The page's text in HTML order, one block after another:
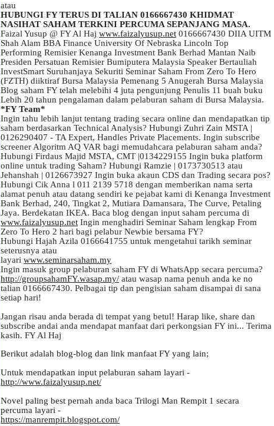
atau
HUBUNGI FY TERUS DI TALIAN 0166667430 KHIDMAT
NASIHAT SAHAM TERKINI PERCUMA SEPANJANG MASA.
Faizal Yusup @ FY Al Haj www.faizalyusup.net 0166667430 DIIA UITM
Shah Alam BBA Finance University Of Nebraska Lincoln Top
Performing Remisier Kenanga Investment Bank Berhad Mantan Naib
Presiden Persatuan Remisier Bumiputera Malaysia Speaker Bertauliah
InvestSmart Suruhanjaya Sekuriti Seminar Saham From Zero To Hero
(FZTH) diiktiraf Bursa Malaysia Pemenang 5 Anugerah Bursa Malaysia
Blog saham FY telah melebihi 4 juta pengunjung Penulis 11 buah buku
Lebih 20 tahun pengalaman dalam pelaburan saham di Bursa Malaysia.
*FY Team*
Ingin tahu lebih lanjut tentang trading secara online dan mendapatkan tip
saham berdasarkan Technical Analysis? Hubungi Zuhri Zain MSTA |
0126290407 - TA Expert, Handles Private Placements. Ingin subscribe
screener Algoritm AQ VAR bagi memudahcara pelaburan saham anda?
Hubungi Firdaus Majid MSTA, CMT |0134229155 Ingin buka platform
online untuk trading Saham? Hubungi Ramzie | 0173730513 atau
Jehanshah | 0126673927 Ingin buka akaun CDS dan Trading secara pos?
Hubungi Cik Anna l 011 2139 5718 dengan memberikan nama serta
alamat penuh atau datang sendiri ke pejabat kami di Kenanga Investment
Bank Berhad, 240, Tingkat 2, Mutiara Damansara, The Curve, Petaling
Jaya. Berdekatan IKEA. Baca blog dengan input saham percuma di
www.faizalyusup.net Ingin menghadiri Seminar Saham lengkap From
Zero To Hero 2 hari bagi pelabur Newbie bersama FY?
Hubungi Hajah Azila 0166641755 untuk mengetahui tarikh seminar
seterusnya atau
layari www.seminarsaham.my
Ingin masuk group pelaburan saham FY di WhatsApp secara percuma?
http://groupsahamFY.wasap.my/ atau wasap nama penuh anda ke no
talian 0166667430. Pelbagai tip dan pengisian saham disampai di sana
setiap hari!
Jangan risau anda berada di tempat yang betul! Harap like, share dan
subscribe andai anda mendapat manfaat dari perkongsian FY ini... Terima
kasih. FY Al Haj
Berikut adalah blog-blog dan link manfaat FY yang lain;
Untuk mendapatkan input pelaburan saham layari -
http://www.faizalyusup.net/
Novel paling best pernah anda baca Trilogi Man Rempit 1 secara
percuma layari -
https://manrempit.blogspot.com/